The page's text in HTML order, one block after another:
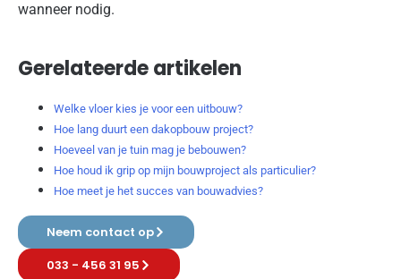
wanneer nodig.
Gerelateerde artikelen
Welke vloer kies je voor een uitbouw?
Hoe lang duurt een dakopbouw project?
Hoeveel van je tuin mag je bebouwen?
Hoe houd ik grip op mijn bouwproject als particulier?
Hoe meet je het succes van bouwadvies?
Neem contact op
033 - 456 31 95